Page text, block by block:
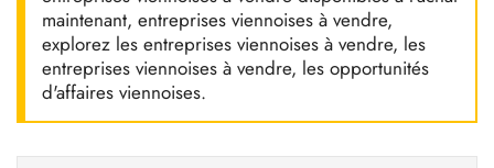
maintenant, entreprises viennoises à vendre,
explorez les entreprises viennoises à vendre, les
entreprises viennoises à vendre, les opportunités
d'affaires viennoises.